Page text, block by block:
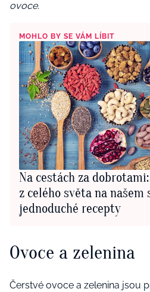
ovoce.
MOHLO BY SE VÁM LÍBIT
Na cestách za
z celého světa na
jednoduché recepty
Ovoce a zelenina
Čerstvé ovoce a zelenina jsou